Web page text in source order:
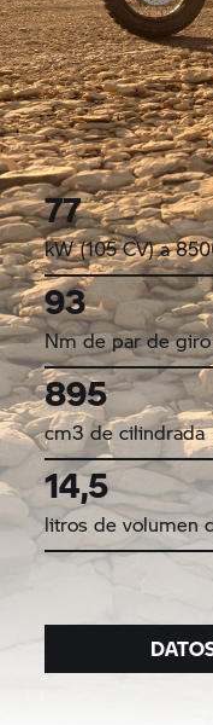
77
kW (105 CV) a
93
Nm de par de
895
cm3 de cilindrada
14,5
litros de volumen